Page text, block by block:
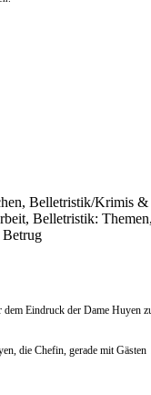
Belletristik/Krimis
Belletristik:
Eindruck der Dame Huyen
die Chefin, gerade mit Gästen